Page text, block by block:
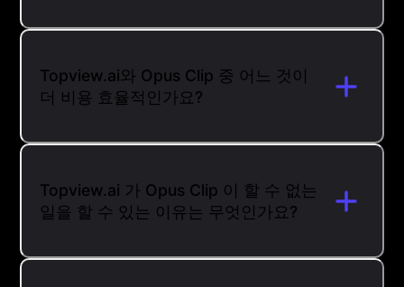
Topview.ai와 Opus Clip 중 어느 것이
더 비용 효율적인가요?
Topview.ai 가 Opus Clip 이 할 수 없는
일을 할 수 있는 이유는 무엇인가요?